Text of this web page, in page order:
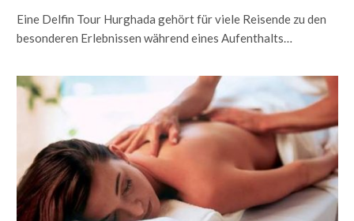
Eine Delfin Tour Hurghada gehört für viele Reisende zu den
besonderen Erlebnissen während eines Aufenthalts…